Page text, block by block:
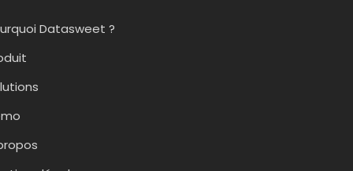
Datasweet ?